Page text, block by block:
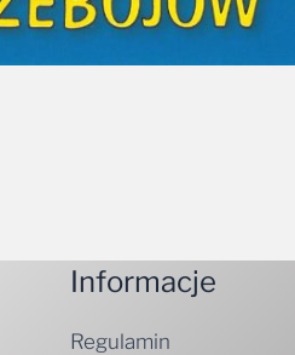
Informacje
Regulamin